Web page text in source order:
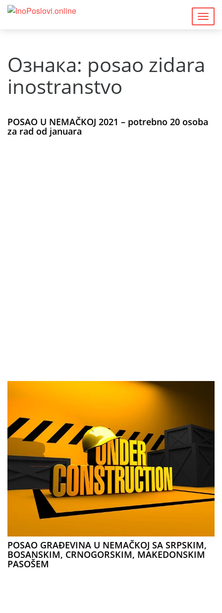
Ознака: posao zidara
inostranstvo
POSAO U NEMAČKOJ 2021 – potrebno 20 osoba
za rad od januara
POSAO GRAĐEVINA U NEMAČKOJ SA SRPSKIM,
BOSANSKIM, CRNOGORSKIM, MAKEDONSKIM
PASOŠEM